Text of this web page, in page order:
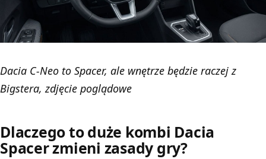
Dacia C-Neo to Spacer, ale wnętrze będzie raczej z
Bigstera, zdjęcie poglądowe
Dlaczego to duże kombi Dacia
Spacer zmieni zasady gry?